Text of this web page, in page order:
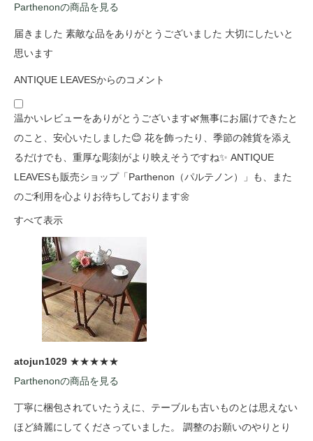
Parthenonの商品を見る
届きました 素敵な品をありがとうございました 大切にしたいと
思います
ANTIQUE LEAVESからのコメント
温かいレビューをありがとうございます🌿無事にお届けできたと
のこと、安心いたしました😊 花を飾ったり、季節の雑貨を添え
るだけでも、重厚な彫刻がより映えそうですね✨ ANTIQUE
LEAVESも販売ショップ「Parthenon（パルテノン）」も、また
のご利用を心よりお待ちしております🌼
すべて表示
atojun1029 ★★★★★
Parthenonの商品を見る
丁寧に梱包されていたうえに、テーブルも古いものとは思えない
ほど綺麗にしてくださっていました。 調整のお願いのやりとり